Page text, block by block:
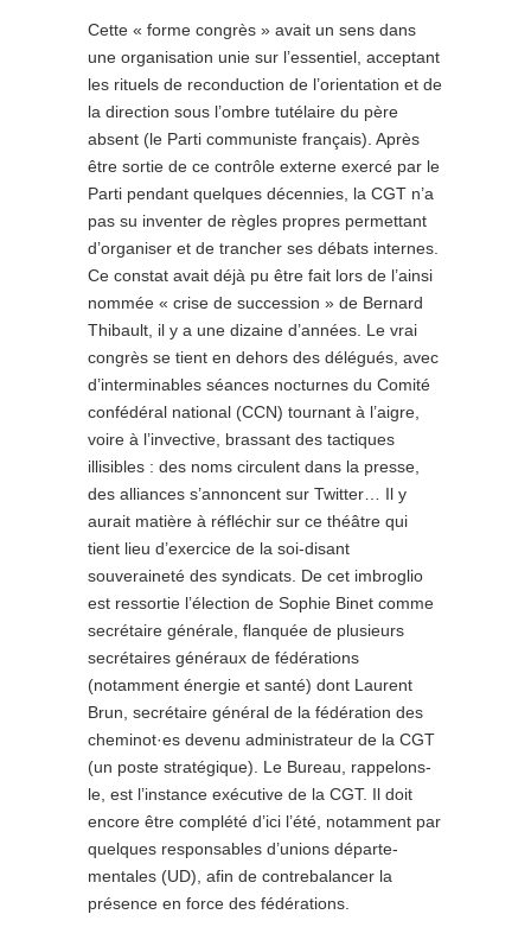
Cette « forme congrès » avait un sens dans
une organisation unie sur l’essentiel, acceptant
les rituels de reconduction de l’orientation et de
la direction sous l’ombre tutélaire du père
absent (le Parti communiste français). Après
être sortie de ce contrôle externe exercé par le
Parti pendant quelques décennies, la CGT n’a
pas su inventer de règles propres permettant
d’organiser et de trancher ses débats internes.
Ce constat avait déjà pu être fait lors de l’ainsi
nommée « crise de succession » de Bernard
Thibault, il y a une dizaine d’années. Le vrai
congrès se tient en dehors des délégués, avec
d’interminables séances nocturnes du Comité
confédéral national (CCN) tournant à l’aigre,
voire à l’invective, brassant des tactiques
illisibles : des noms circulent dans la presse,
des alliances s’annoncent sur Twitter… Il y
aurait matière à réfléchir sur ce théâtre qui
tient lieu d’exercice de la soi-disant
souveraineté des syndicats. De cet imbroglio
est ressortie l’élection de Sophie Binet comme
secrétaire générale, flanquée de plusieurs
secrétaires généraux de fédérations
(notamment énergie et santé) dont Laurent
Brun, secrétaire général de la fédération des
cheminot·es devenu administrateur de la CGT
(un poste stratégique). Le Bureau, rappe­lons-
le, est l’instance exécutive de la CGT. Il doit
encore être complété d’ici l’été, notamment par
quelques responsables d’unions départe­
mentales (UD), afin de contrebalancer la
présence en force des fédérations.